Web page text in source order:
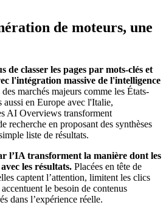
de moteurs, une
de classer les pages par mots-clés et
l'intégration massive de l'intelligence
marchés majeurs comme les États-
en Europe avec l'Italie,
AI Overviews transforment
recherche en proposant des synthèses
liste de résultats.
l’IA transforment la manière dont les
les résultats. Placées en tête de
captent l’attention, limitent les clics
le besoin de contenus
dans l’expérience réelle.